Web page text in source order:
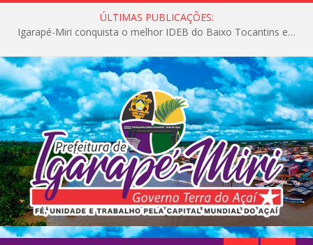
ÚLTIMAS PUBLICAÇÕES:
Igarapé-Miri conquista o melhor IDEB do Baixo Tocantins e avança na qualidade da educação pública